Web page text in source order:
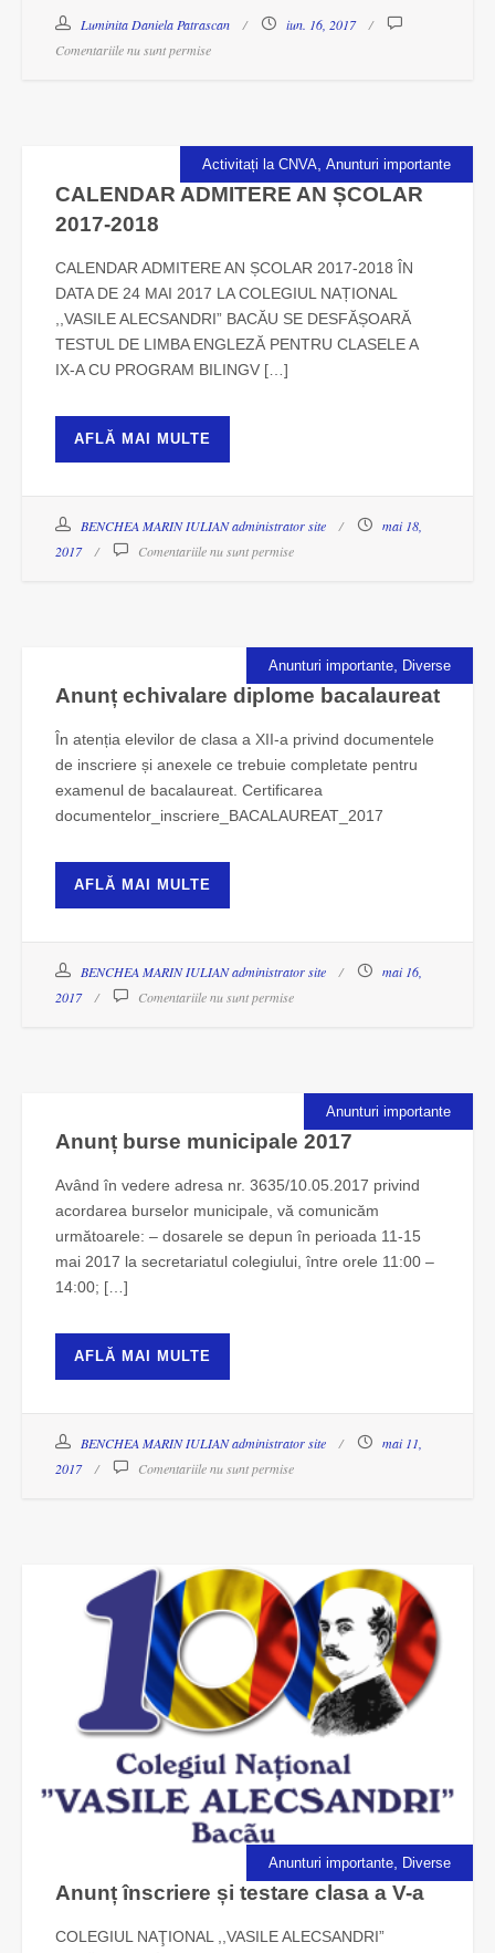
Luminita Daniela Patrascan
iun. 16, 2017
Comentariile nu sunt permise
Activitați la CNVA Anunturi importante
CALENDAR ADMITERE AN ȘCOLAR
2017-2018
CALENDAR ADMITERE AN ȘCOLAR 2017-2018 ÎN
DATA DE 24 MAI 2017 LA COLEGIUL NAȚIONAL
,,VASILE ALECSANDRI” BACĂU SE DESFĂȘOARĂ
TESTUL DE LIMBA ENGLEZĂ PENTRU CLASELE A
IX-A CU PROGRAM BILINGV […]
AFLĂ MAI MULTE
BENCHEA MARIN IULIAN administrator site
mai 18,
2017
Comentariile nu sunt permise
Anunturi importante Diverse
Anunț echivalare diplome bacalaureat
În atenția elevilor de clasa a XII-a privind documentele
de inscriere și anexele ce trebuie completate pentru
examenul de bacalaureat. Certificarea
documentelor_inscriere_BACALAUREAT_2017
AFLĂ MAI MULTE
BENCHEA MARIN IULIAN administrator site
mai 16,
2017
Comentariile nu sunt permise
Anunturi importante
Anunț burse municipale 2017
Având în vedere adresa nr. 3635/10.05.2017 privind
acordarea burselor municipale, vă comunicăm
următoarele: – dosarele se depun în perioada 11-15
mai 2017 la secretariatul colegiului, între orele 11:00 –
14:00; […]
AFLĂ MAI MULTE
BENCHEA MARIN IULIAN administrator site
mai 11,
2017
Comentariile nu sunt permise
Anunturi importante Diverse
Anunț înscriere și testare clasa a V-a
COLEGIUL NAŢIONAL ,,VASILE ALECSANDRI”